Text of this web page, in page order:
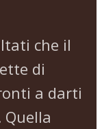
che il
di
a darti